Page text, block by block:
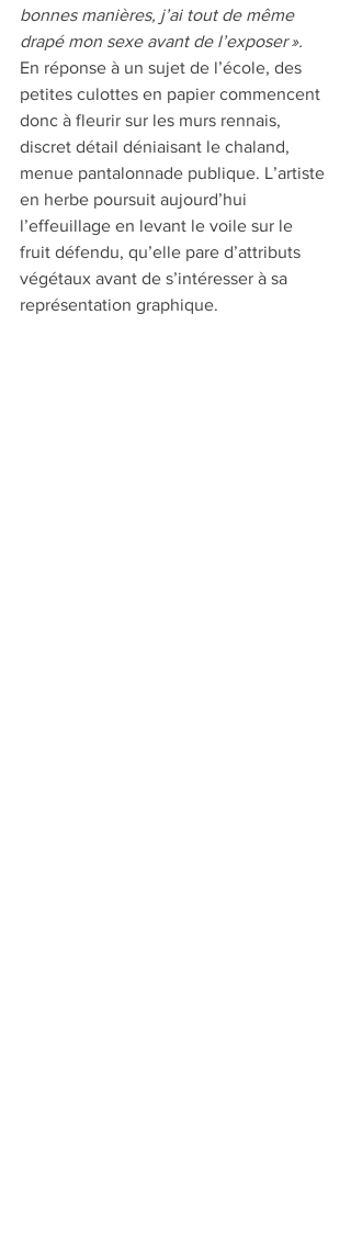
bonnes manières, j’ai tout de même
drapé mon sexe avant de l’exposer ».
En réponse à un sujet de l’école, des
petites culottes en papier commencent
donc à fleurir sur les murs rennais,
discret détail déniaisant le chaland,
menue pantalonnade publique. L’artiste
en herbe poursuit aujourd’hui
l’effeuillage en levant le voile sur le
fruit défendu, qu’elle pare d’attributs
végétaux avant de s’intéresser à sa
représentation graphique.